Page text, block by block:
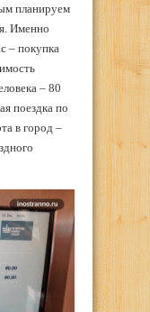
планируем
Именно
– покупка
– 80
поездка по
в город –